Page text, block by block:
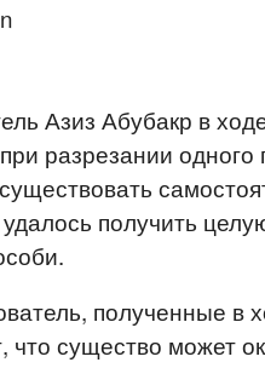
Азиз Абубакр в
разрезании одного
получить
полученные в
существо может